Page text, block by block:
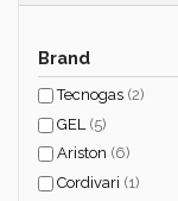
Brand
Tecnogas (2)
GEL (5)
Ariston (6)
Cordivari (1)